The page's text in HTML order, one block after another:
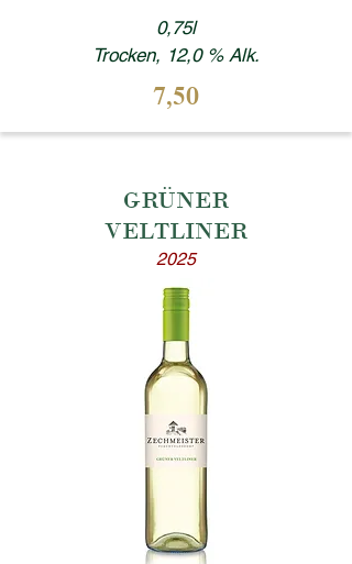
0,75l
Trocken, 12,0 % Alk.
7,50
GRÜNER
VELTLINER
2025